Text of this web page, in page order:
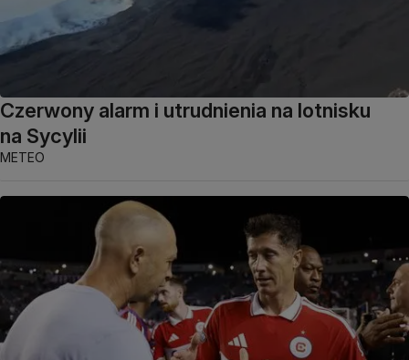
Czerwony alarm i utrudnienia na lotnisku
na Sycylii
METEO